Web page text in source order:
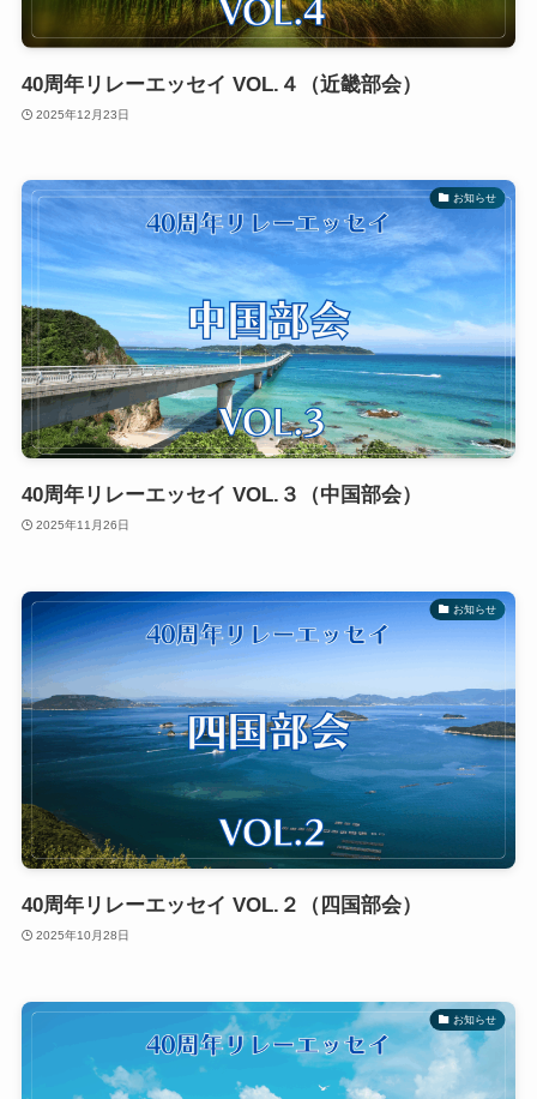
40周年リレーエッセイ VOL.４（近畿部会）
2025年12月23日
お知らせ
40周年リレーエッセイ VOL.３（中国部会）
2025年11月26日
お知らせ
40周年リレーエッセイ VOL.２（四国部会）
2025年10月28日
お知らせ